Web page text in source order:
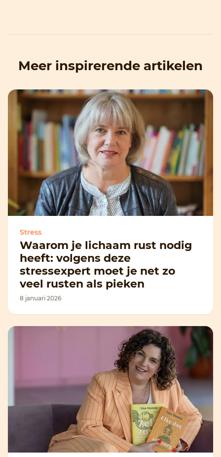
Meer inspirerende artikelen
Stress
Waarom je lichaam rust nodig
heeft: volgens deze
stressexpert moet je net zo
veel rusten als pieken
8 januari 2026